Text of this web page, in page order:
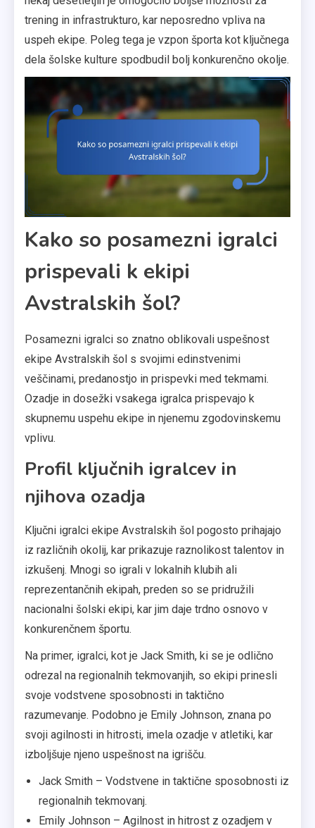
trening in infrastrukturo, kar neposredno vpliva na
uspeh ekipe. Poleg tega je vzpon športa kot ključnega
dela šolske kulture spodbudil bolj konkurenčno okolje.
Kako so posamezni igralci
prispevali k ekipi
Avstralskih šol?
Posamezni igralci so znatno oblikovali uspešnost
ekipe Avstralskih šol s svojimi edinstvenimi
veščinami, predanostjo in prispevki med tekmami.
Ozadje in dosežki vsakega igralca prispevajo k
skupnemu uspehu ekipe in njenemu zgodovinskemu
vplivu.
Profil ključnih igralcev in
njihova ozadja
Ključni igralci ekipe Avstralskih šol pogosto prihajajo
iz različnih okolij, kar prikazuje raznolikost talentov in
izkušenj. Mnogi so igrali v lokalnih klubih ali
reprezentančnih ekipah, preden so se pridružili
nacionalni šolski ekipi, kar jim daje trdno osnovo v
konkurenčnem športu.
Na primer, igralci, kot je Jack Smith, ki se je odlično
odrezal na regionalnih tekmovanjih, so ekipi prinesli
svoje vodstvene sposobnosti in taktično
razumevanje. Podobno je Emily Johnson, znana po
svoji agilnosti in hitrosti, imela ozadje v atletiki, kar
izboljšuje njeno uspešnost na igrišču.
Jack Smith – Vodstvene in taktične sposobnosti iz
regionalnih tekmovanj.
Emily Johnson – Agilnost in hitrost z ozadjem v